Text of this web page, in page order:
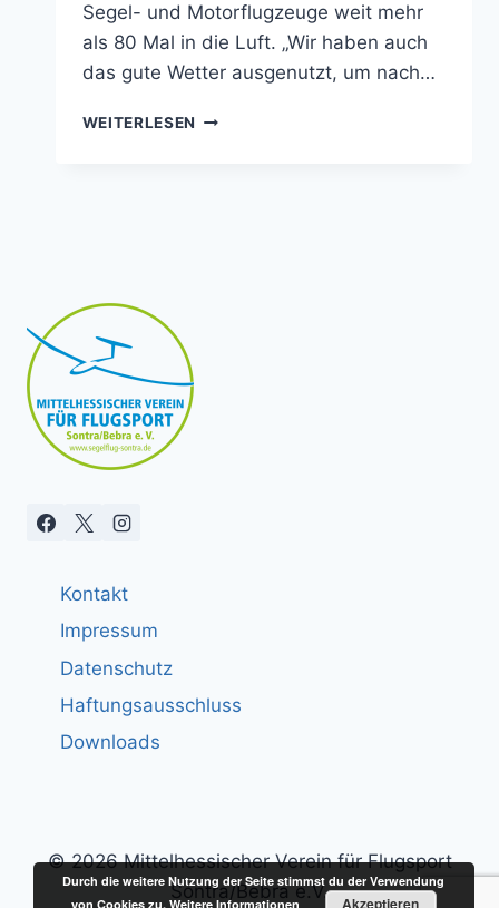
Segel- und Motorflugzeuge weit mehr
als 80 Mal in die Luft. „Wir haben auch
das gute Wetter ausgenutzt, um nach…
WEITERLESEN MAIFLIEGEN:
Kontakt
Impressum
Datenschutz
Haftungsausschluss
Downloads
© 2026 Mittelhessischer Verein für Flugsport
Sontra/Bebra e.V.
Durch die weitere Nutzung der Seite stimmst du der Verwendung
von Cookies zu. Weitere Informationen Akzeptieren